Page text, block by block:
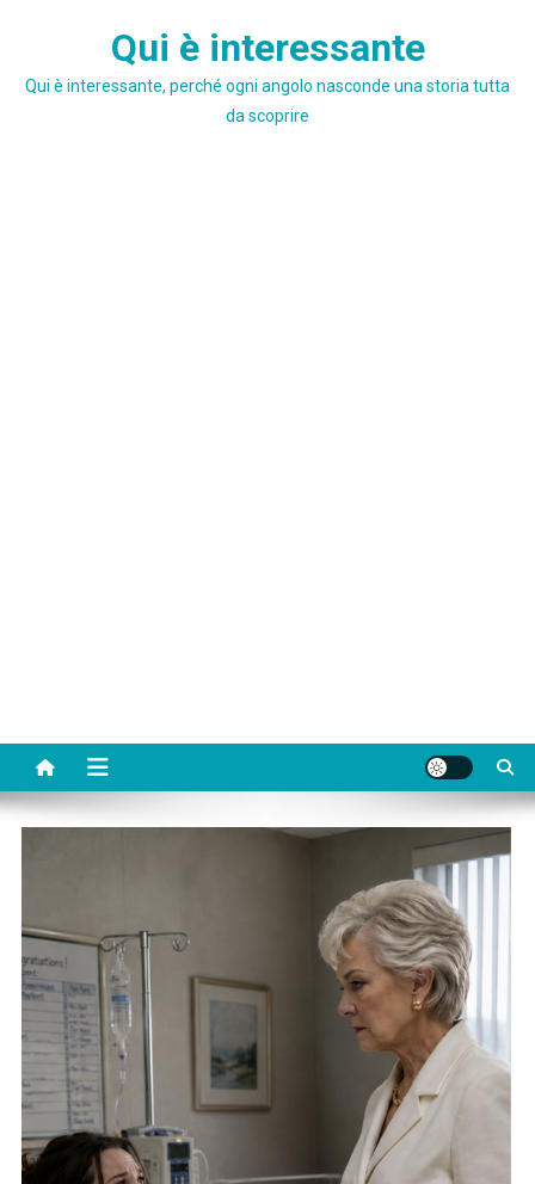
Qui è interessante
Qui è interessante, perché ogni angolo nasconde una storia tutta
da scoprire